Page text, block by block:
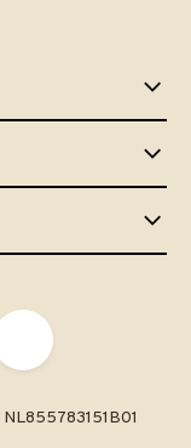
NL855783151B01